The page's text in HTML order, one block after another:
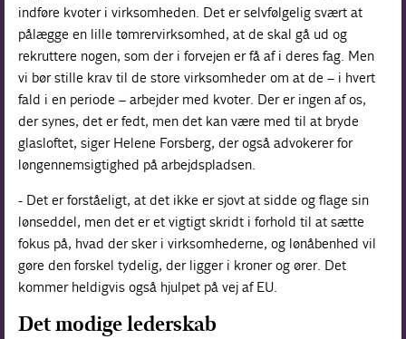
indføre kvoter i virksomheden. Det er selvfølgelig svært at
pålægge en lille tømrervirksomhed, at de skal gå ud og
rekruttere nogen, som der i forvejen er få af i deres fag. Men
vi bør stille krav til de store virksomheder om at de – i hvert
fald i en periode – arbejder med kvoter. Der er ingen af os,
der synes, det er fedt, men det kan være med til at bryde
glasloftet, siger Helene Forsberg, der også advokerer for
løngennemsigtighed på arbejdspladsen.
- Det er forståeligt, at det ikke er sjovt at sidde og flage sin
lønseddel, men det er et vigtigt skridt i forhold til at sætte
fokus på, hvad der sker i virksomhederne, og lønåbenhed vil
gøre den forskel tydelig, der ligger i kroner og ører. Det
kommer heldigvis også hjulpet på vej af EU.
Det modige lederskab